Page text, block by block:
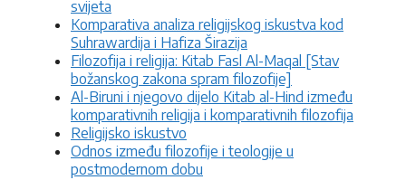
svijeta
Komparativa analiza religijskog iskustva kod
Suhrawardija i Hafiza Širazija
Filozofija i religija: Kitab Fasl Al-Maqal [Stav
božanskog zakona spram filozofije]
Al-Biruni i njegovo dijelo Kitab al-Hind između
komparativnih religija i komparativnih filozofija
Religijsko iskustvo
Odnos između filozofije i teologije u
postmodernom dobu